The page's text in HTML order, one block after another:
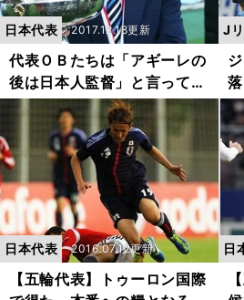
代表ＯＢたちは「アギーレの
後は日本人監督」と言ってい
る
2017.12.18更新
日本代表 J
【五輪代表】トゥーロン国際
2016.07.12更新
日本代表 日